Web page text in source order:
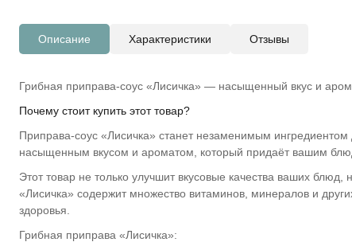
Описание Характеристики Отзывы
Грибная приправа-соус «Лисичка» — насыщенный вкус и
Почему стоит купить этот товар?
Приправа-соус «Лисичка» станет незаменимым
насыщенным вкусом и ароматом, который придаёт вашим
Этот товар не только улучшит вкусовые качества ваших
«Лисичка» содержит множество витаминов, минералов и
здоровья.
Грибная приправа «Лисичка»: